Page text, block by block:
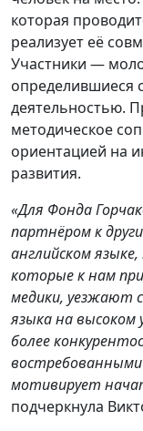
которая
реализует её
Участники —
определившиеся
деятельностью.
методическое
ориентацией на
развития.
«Для Фонда
партнёром к
английском
которые к нам
медики, уезжают
языка на высоком
более
мотивирует
подчеркнула